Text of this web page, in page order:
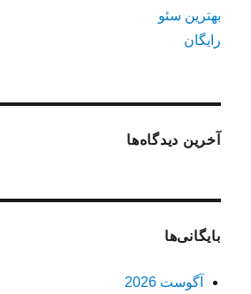
بهترین سئو
رایگان
آخرین دیدگاه‌ها
بایگانی‌ها
آگوست 2026